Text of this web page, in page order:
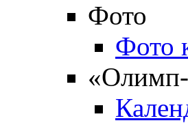
Фото
Фото